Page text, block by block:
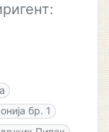
бр. 1